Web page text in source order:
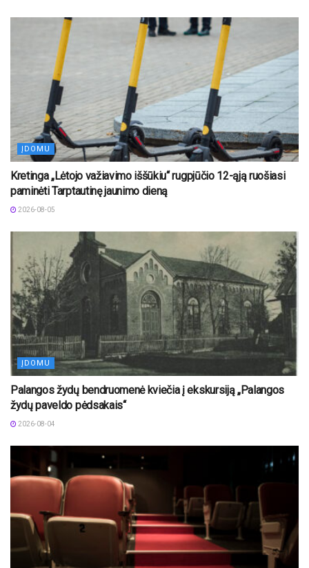
ĮDOMU
Kretinga „Lėtojo važiavimo iššūkiu“ rugpjūčio 12-ąją ruošiasi
paminėti Tarptautinę jaunimo dieną
2026-08-05
ĮDOMU
Palangos žydų bendruomenė kviečia į ekskursiją „Palangos
žydų paveldo pėdsakais“
2026-08-04